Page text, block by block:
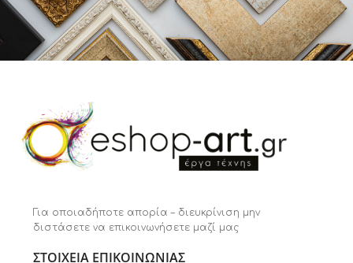
Για οποιαδήποτε απορία – διευκρίνιση μην
διστάσετε να επικοινωνήσετε μαζί μας
ΣΤΟΙΧΕΙΑ ΕΠΙΚΟΙΝΩΝΙΑΣ